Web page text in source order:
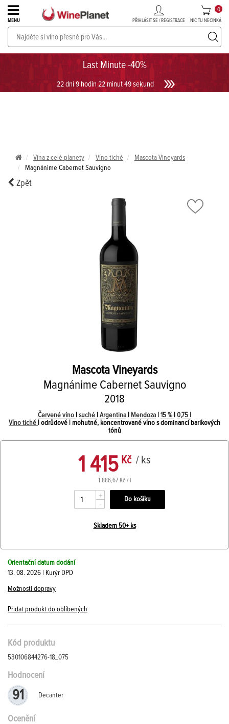
Last Minute -40%
22 dní 9 hodin 22 minut 49 sekund
MENU PŘIHLÁSIT SE / REGISTRACE NIC TU NECINKÁ
0
PROSECCO v akci až do -30%!UKÁZAT PROSECCO
Vína z celé planety Víno tiché
Mascota Vineyards
Magnánime Cabernet Sauvigno
Zpět
Mascota Vineyards
Magnánime Cabernet Sauvigno
2018
Červené víno suché Argentina Mendoza 15 % 0,75 l
Víno tiché
| odrůdové | mohutné, koncentrované víno s dominancí barikových
tónů
1 415 Kč / ks
1 886,67 Kč / l
+
-
Skladem 50+ ks
Orientační datum dodání
13. 08. 2026 | Kurýr DPD
Možnosti dopravy
Přidat produkt do oblíbených
Kód produktu
530106844276-18_075
Hodnocení
91 Decanter
Ocenění